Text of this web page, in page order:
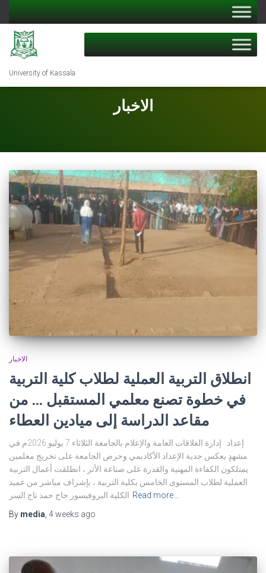
University of Kassala
الاخبار
الاخبار
انطلاق التربية العملية لطلاب كلية التربية
في خطوة تصنع معلمي المستقبل … من
مقاعد الدراسة إلى ميادين العطاء
إعداد : إدارة العلاقات العامة والإعلام بالجامعة الثلاثاء 7 يوليو 2026م في
مشهدٍ يعكس جدية الإعداد الأكاديمي وحرص الجامعة على تخريج معلمين
يمتلكون الكفاءة المهنية والقدرة على صناعة الأثر ، انطلقت أعمال التربية
العملية لطلاب المستوى الخامس بكلية التربية ، بإشراف مباشر من عميد
الكلية البروفيسور حاج حمد تاج السر Read more…
By media 4 weeks ago